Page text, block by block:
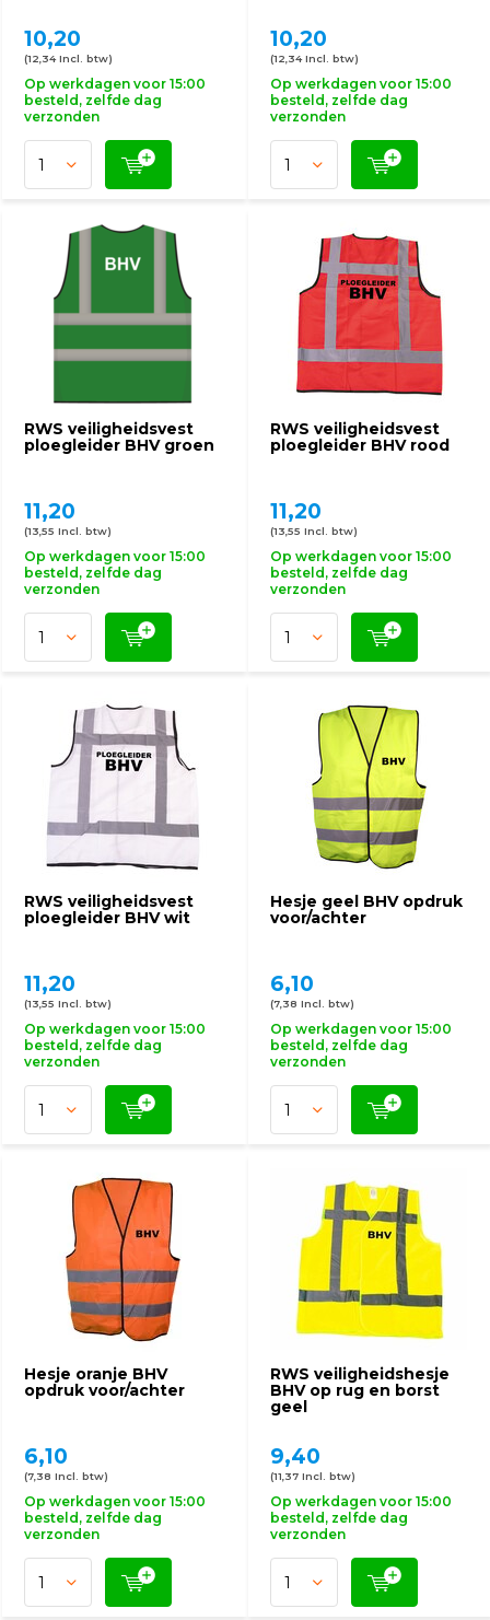
10,20
(12,34 Incl. btw)
Op werkdagen voor 15:00
besteld, zelfde dag
verzonden
10,20
(12,34 Incl. btw)
Op werkdagen voor 15:00
besteld, zelfde dag
verzonden
RWS veiligheidsvest
ploegleider BHV groen
11,20
(13,55 Incl. btw)
Op werkdagen voor 15:00
besteld, zelfde dag
verzonden
RWS veiligheidsvest
ploegleider BHV rood
11,20
(13,55 Incl. btw)
Op werkdagen voor 15:00
besteld, zelfde dag
verzonden
RWS veiligheidsvest
ploegleider BHV wit
11,20
(13,55 Incl. btw)
Op werkdagen voor 15:00
besteld, zelfde dag
verzonden
Hesje geel BHV opdruk
voor/achter
6,10
(7,38 Incl. btw)
Op werkdagen voor 15:00
besteld, zelfde dag
verzonden
Hesje oranje BHV
opdruk voor/achter
6,10
(7,38 Incl. btw)
Op werkdagen voor 15:00
besteld, zelfde dag
verzonden
RWS veiligheidshesje
BHV op rug en borst
geel
9,40
(11,37 Incl. btw)
Op werkdagen voor 15:00
besteld, zelfde dag
verzonden